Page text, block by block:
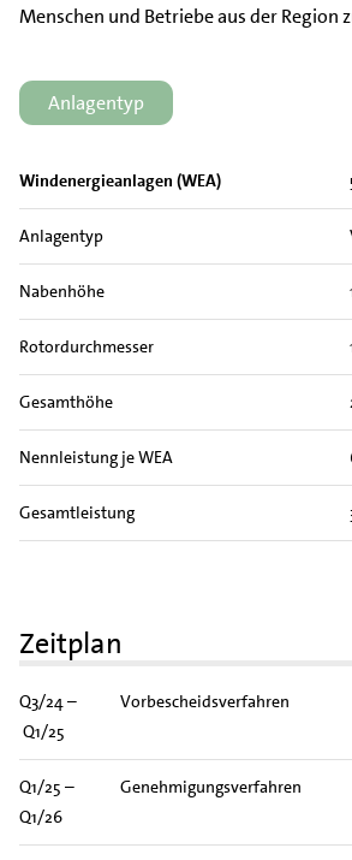
Menschen und Betriebe aus der Region
Anlagentyp
Windenergieanlagen (WEA)
Anlagentyp
Nabenhöhe
Rotordurchmesser
Gesamthöhe
Nennleistung je WEA
Gesamtleistung
Zeitplan
Q3/24 –
Q1/25
Vorbescheidsverfahren
Q1/25 –
Q1/26
Genehmigungsverfahren